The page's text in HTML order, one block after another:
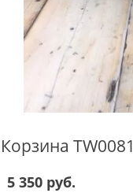
Корзина TW0081
5 350 руб.